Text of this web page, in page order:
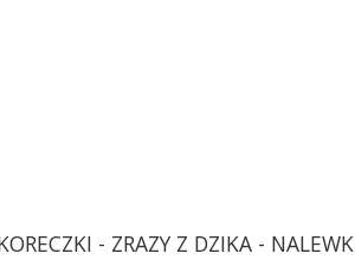
- ZRAZY Z DZIKA -